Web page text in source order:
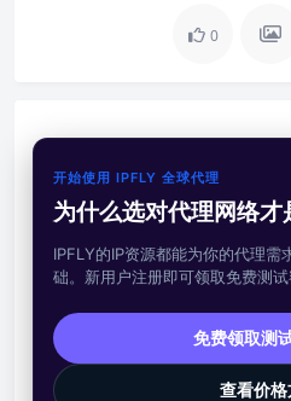
0
开始使用 IPFLY 全球代理
为什么选对代理网络才
IPFLY的IP资源都能为你的代理需
础。新用户注册即可领取免费测试
免费领取测
查看价格